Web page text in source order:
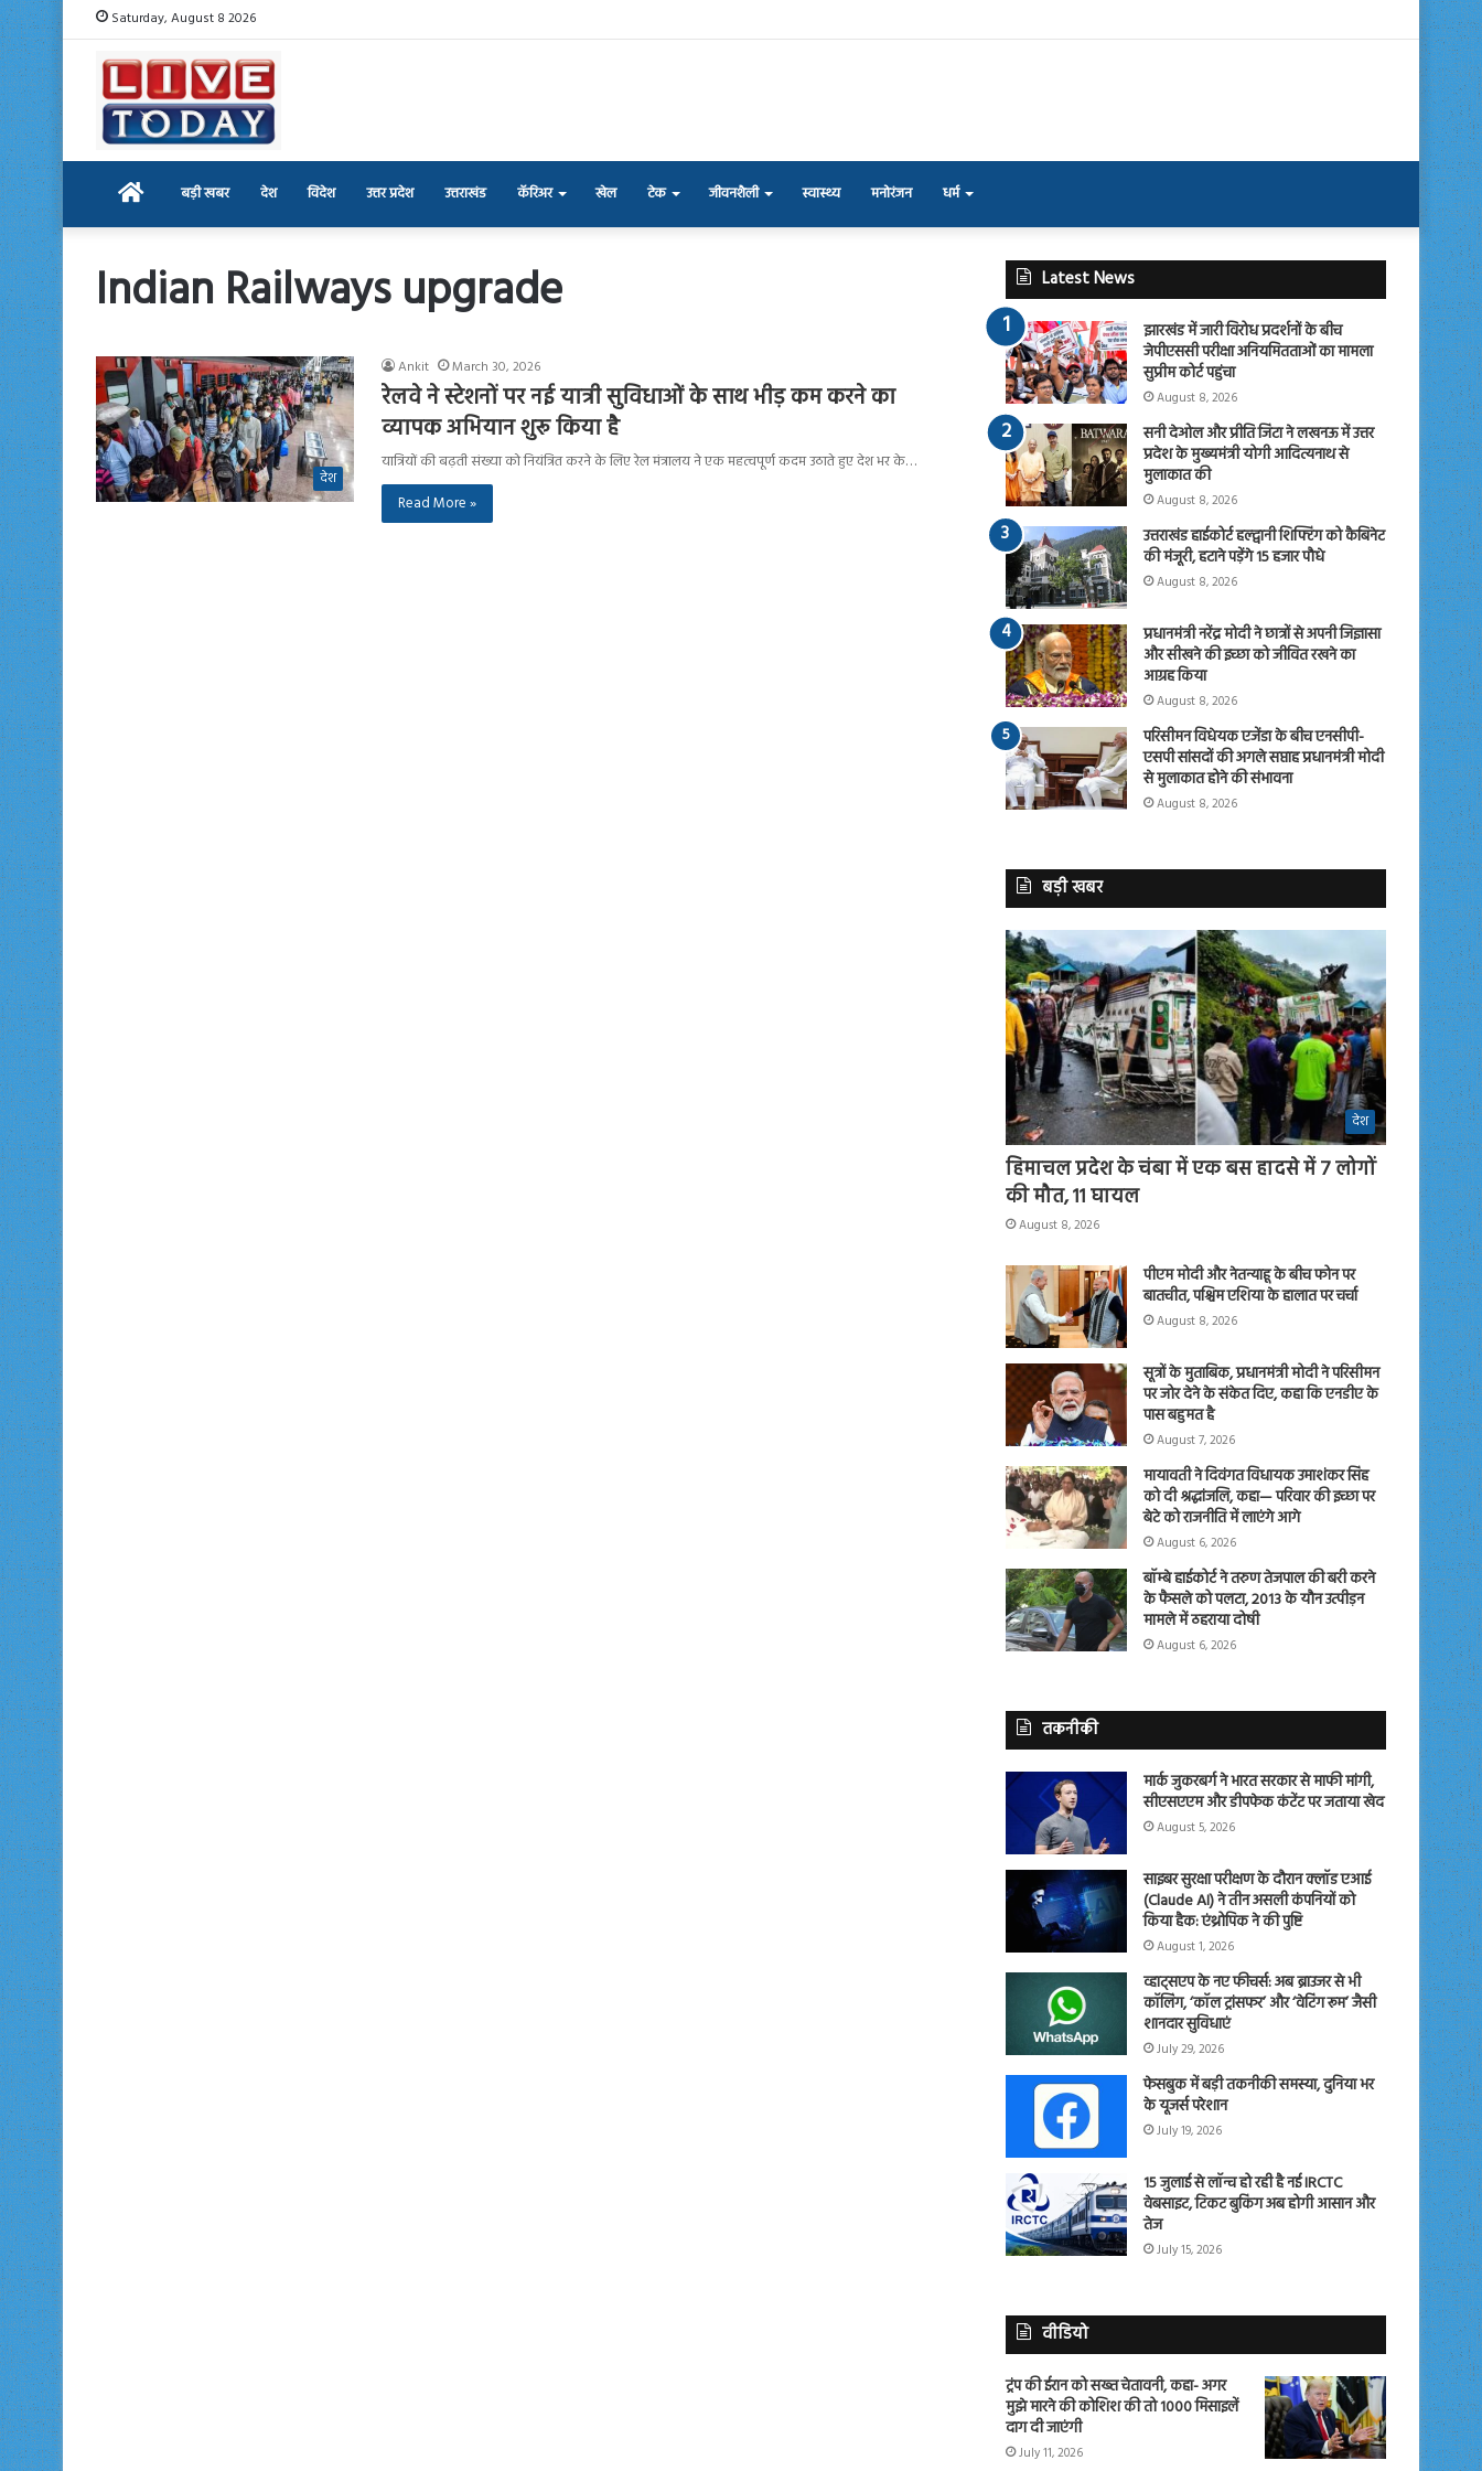
Saturday, August 8 2026
Home बड़ी खबर देश विदेश उत्तर प्रदेश उत्तराखंड कॅरिअर खेल टेक जीवनशैली स्वास्थ्य मनोरंजन धर्म
Indian Railways upgrade
देश
Ankit March 30, 2026
रेलवे ने स्टेशनों पर नई यात्री सुविधाओं के साथ भीड़ कम करने का
व्यापक अभियान शुरू किया है
यात्रियों की बढ़ती संख्या को नियंत्रित करने के लिए रेल मंत्रालय ने एक महत्वपूर्ण कदम उठाते हुए देश भर के…
Read More »
Latest News
झारखंड में जारी विरोध प्रदर्शनों के बीच
जेपीएससी परीक्षा अनियमितताओं का मामला
सुप्रीम कोर्ट पहुंचा
August 8, 2026
सनी देओल और प्रीति जिंटा ने लखनऊ में उत्तर
प्रदेश के मुख्यमंत्री योगी आदित्यनाथ से
मुलाकात की
August 8, 2026
उत्तराखंड हाईकोर्ट हल्द्वानी शिफ्टिंग को कैबिनेट
की मंजूरी, हटाने पड़ेंगे 15 हजार पौधे
August 8, 2026
प्रधानमंत्री नरेंद्र मोदी ने छात्रों से अपनी जिज्ञासा
और सीखने की इच्छा को जीवित रखने का
आग्रह किया
August 8, 2026
परिसीमन विधेयक एजेंडा के बीच एनसीपी-
एसपी सांसदों की अगले सप्ताह प्रधानमंत्री मोदी
से मुलाकात होने की संभावना
August 8, 2026
बड़ी खबर
देश
हिमाचल प्रदेश के चंबा में एक बस हादसे में 7 लोगों
की मौत, 11 घायल
August 8, 2026
पीएम मोदी और नेतन्याहू के बीच फोन पर
बातचीत, पश्चिम एशिया के हालात पर चर्चा
August 8, 2026
सूत्रों के मुताबिक, प्रधानमंत्री मोदी ने परिसीमन
पर जोर देने के संकेत दिए, कहा कि एनडीए के
पास बहुमत है
August 7, 2026
मायावती ने दिवंगत विधायक उमाशंकर सिंह
को दी श्रद्धांजलि, कहा— परिवार की इच्छा पर
बेटे को राजनीति में लाएंगे आगे
August 6, 2026
बॉम्बे हाईकोर्ट ने तरुण तेजपाल की बरी करने
के फैसले को पलटा, 2013 के यौन उत्पीड़न
मामले में ठहराया दोषी
August 6, 2026
तकनीकी
मार्क जुकरबर्ग ने भारत सरकार से माफी मांगी,
सीएसएएम और डीपफेक कंटेंट पर जताया खेद
August 5, 2026
साइबर सुरक्षा परीक्षण के दौरान क्लॉड एआई
(Claude AI) ने तीन असली कंपनियों को
किया हैक: एंथ्रोपिक ने की पुष्टि
August 1, 2026
व्हाट्सएप के नए फीचर्स: अब ब्राउजर से भी
कॉलिंग, ‘कॉल ट्रांसफर’ और ‘वेटिंग रूम’ जैसी
शानदार सुविधाएं
July 29, 2026
फेसबुक में बड़ी तकनीकी समस्या, दुनिया भर
के यूजर्स परेशान
July 19, 2026
15 जुलाई से लॉन्च हो रही है नई IRCTC
वेबसाइट, टिकट बुकिंग अब होगी आसान और
तेज
July 15, 2026
वीडियो
ट्रंप की ईरान को सख्त चेतावनी, कहा- अगर
मुझे मारने की कोशिश की तो 1000 मिसाइलें
दाग दी जाएंगी
July 11, 2026